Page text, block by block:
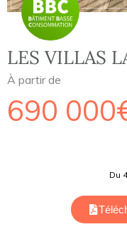
LES VILLAS
À partir de
690
Du